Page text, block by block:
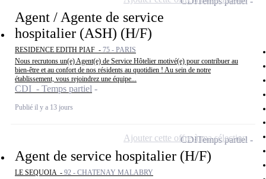
Agent / Agente de service
hospitalier (ASH) (H/F)
RESIDENCE EDITH PIAF - 75 - PARIS
Nous recrutons un(e) Agent(e) de Service Hôtelier motivé(e) pour contribuer au
bien-être et au confort de nos résidents au quotidien ! Au sein de notre
établissement, vous rejoindrez une équipe...
CDI - Temps partiel
Publié il y a 13 jours
Agent de service hospitalier (H/F)
LE SEQUOIA - 92 - CHATENAY MALABRY
CDITemps partiel
Ajouter cette offre à ma sélection